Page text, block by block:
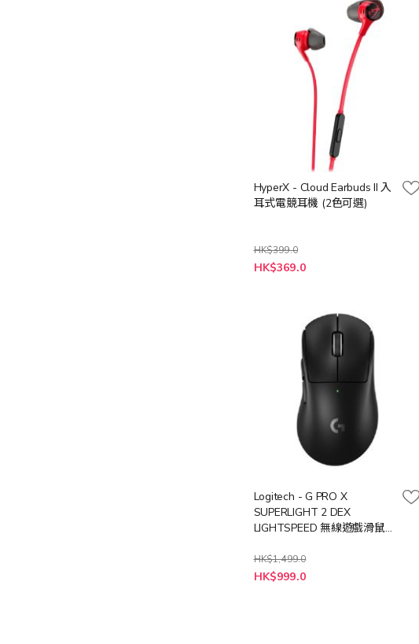
HyperX - Cloud Earbuds II 入
耳式電競耳機 (2色可選)
HK$399.0
HK$369.0
Logitech - G PRO X
SUPERLIGHT 2 DEX
LIGHTSPEED 無線遊戲滑鼠
HK$1,499.0
HK$999.0